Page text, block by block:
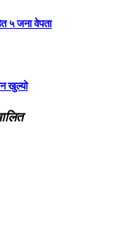
५ जना वेपता
खुल्यो